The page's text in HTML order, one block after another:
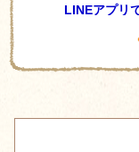
LINEアプリ